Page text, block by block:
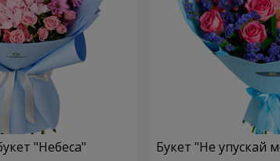
"Небеса" Букет "Не упускай